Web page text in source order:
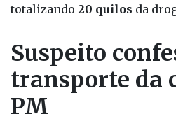
totalizando 20 quilos da
Suspeito
transporte da
PM